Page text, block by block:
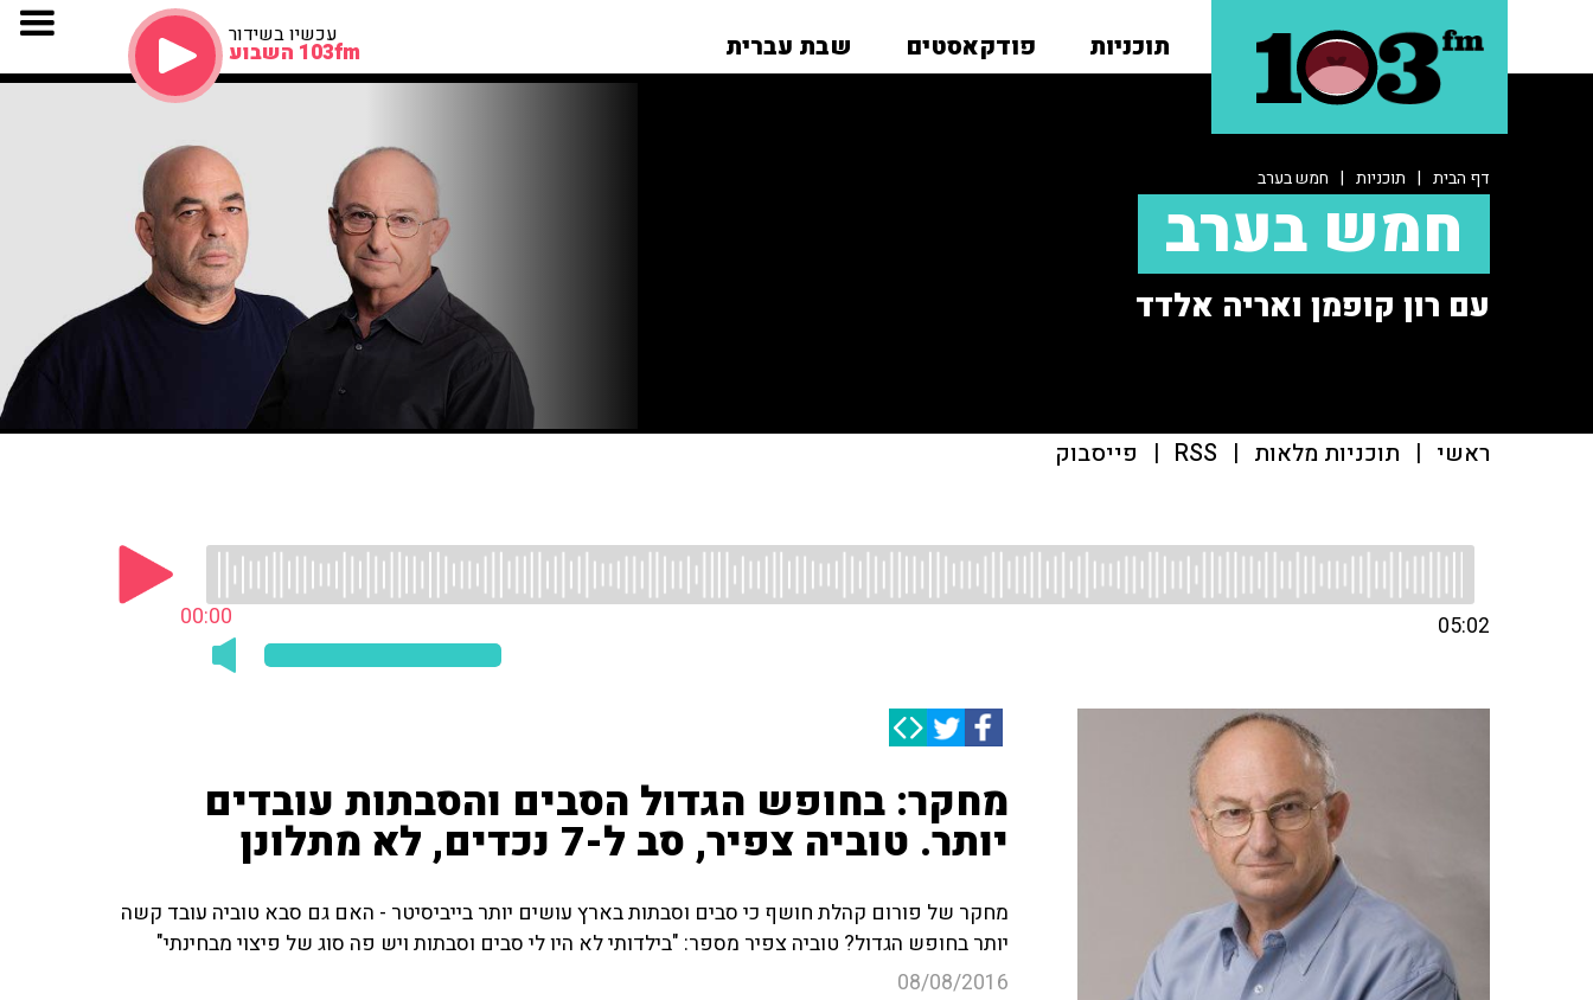
תוכניות פודקאסטים שבת עברית עכשיו בשידור
103fm השבוע
דף הבית | תוכניות | חמש בערב
חמש בערב
עם רון קופמן ואריה אלדד
ראשי | תוכניות מלאות |
RSS
| פייסבוק
00:00 05:02
מחקר: בחופש הגדול הסבים והסבתות עובדים
יותר. טוביה צפיר, סב ל-7 נכדים, לא מתלונן
מחקר של פורום קהלת חושף כי סבים וסבתות בארץ עושים יותר בייביסיטר - האם גם סבא טוביה עובד קשה
יותר בחופש הגדול? טוביה צפיר מספר: "בילדותי לא היו לי סבים וסבתות ויש פה סוג של פיצוי מבחינתי"
08/08/2016